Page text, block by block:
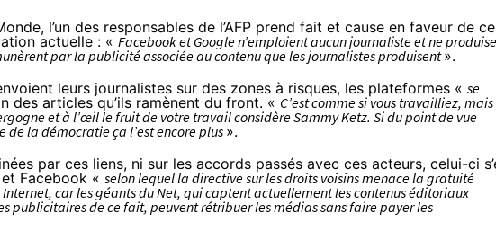
l’un des responsables de l’AFP prend fait et cause en faveur de ce
actuelle : « Facebook et Google n’emploient aucun journaliste et ne
par la publicité associée au contenu que les journalistes produisent».
leurs journalistes sur des zones à risques, les plateformes « se
des articles qu’ils ramènent du front. « C’est comme si vous travailliez, mais
et à l’œil le fruit de votre travail considère Sammy Ketz. Si du point de vue
la démocratie ça l’est encore plus ».
par ces liens, ni sur les accords passés avec ces acteurs, celui-ci
Facebook « selon lequel la directive sur les droits voisins menace la gratuité
car les géants du Net, qui captent actuellement les contenus éditoriaux
publicitaires de ce fait, peuvent rétribuer les médias sans faire payer les